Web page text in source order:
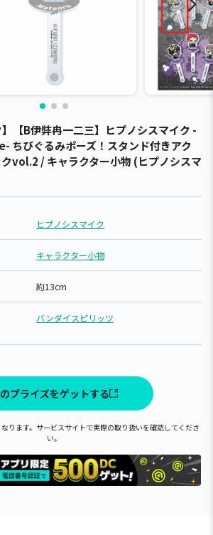
】【B伊弉冉一二三】ヒプノシスマイク -
ちびぐるみポーズ！スタンド付きアク
vol.2 / キャラクター小物 (ヒプノシスマ
ヒプノシスマイク
キャラクター小物
約13cm
バンダイスピリッツ
プライズをゲットする
ります。サービスサイトで実際の取り扱いを確認してくださ
い。